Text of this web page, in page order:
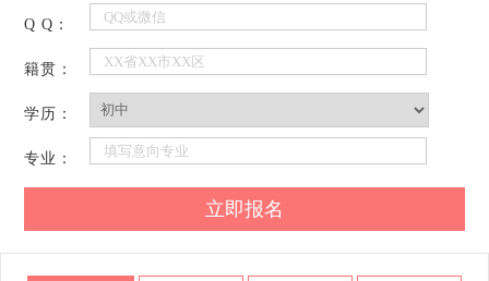
Q Q：
籍贯：
学历：
专业：